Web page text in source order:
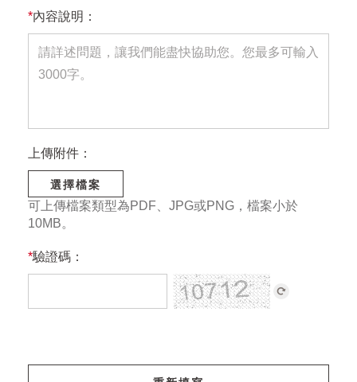
*內容說明：
上傳附件：
選擇檔案
可上傳檔案類型為PDF、JPG或PNG，檔案小於
10MB。
*驗證碼：